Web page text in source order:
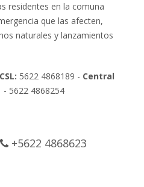
residentes en la comuna
que las afecten,
naturales y lanzamientos
5622 4868189 - Central
5622 4868254
+5622 4868623